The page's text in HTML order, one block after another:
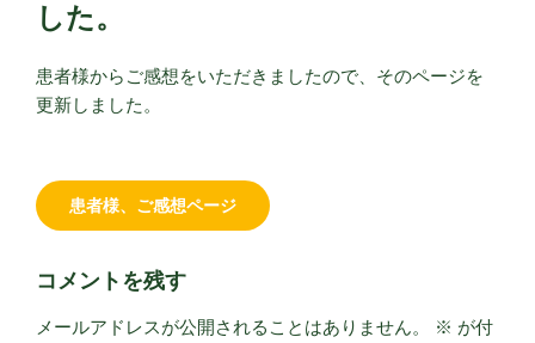
した。
患者様からご感想をいただきましたので、そのページを
更新しました。
患者様、ご感想ページ
コメントを残す
メールアドレスが公開されることはありません。 ※ が付